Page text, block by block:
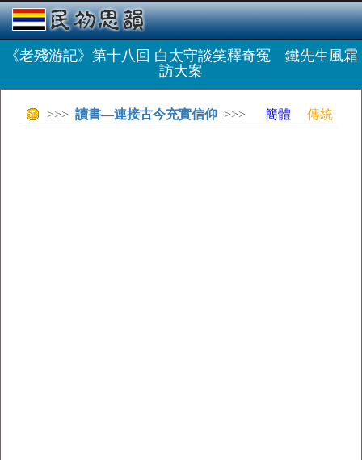
《老殘游記》第十八回 白太守談笑釋奇冤 鐵先生風霜
訪大案
>>> 讀書—連接古今充實信仰 >>> 簡體 傳統